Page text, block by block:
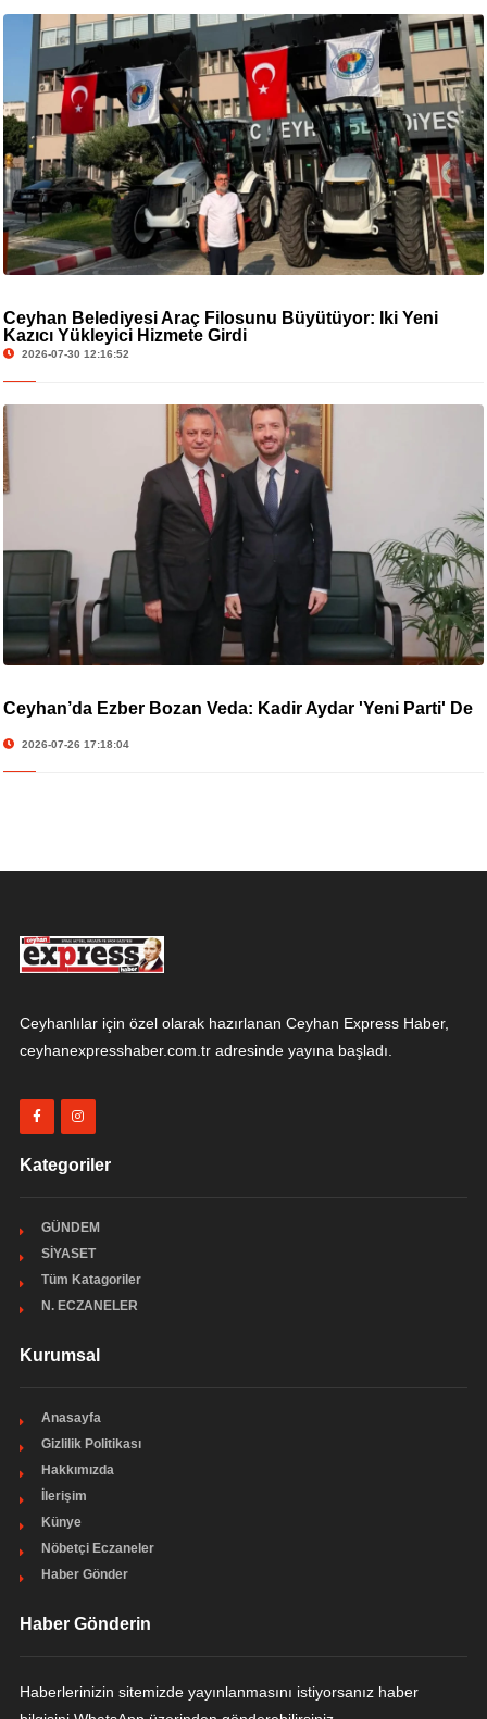
Ceyhan Belediyesi Araç Filosunu Büyütüyor: İki Yeni
Kazıcı Yükleyici Hizmete Girdi
2026-07-30 12:16:52
Ceyhan’da Ezber Bozan Veda: Kadir Aydar 'Yeni Parti' De
2026-07-26 17:18:04
Ceyhanlılar için özel olarak hazırlanan Ceyhan Express Haber,
ceyhanexpresshaber.com.tr adresinde yayına başladı.
Kategoriler
GÜNDEM
SİYASET
Tüm Katagoriler
N. ECZANELER
Kurumsal
Anasayfa
Gizlilik Politikası
Hakkımızda
İlerişim
Künye
Nöbetçi Eczaneler
Haber Gönder
Haber Gönderin
Haberlerinizin sitemizde yayınlanmasını istiyorsanız haber